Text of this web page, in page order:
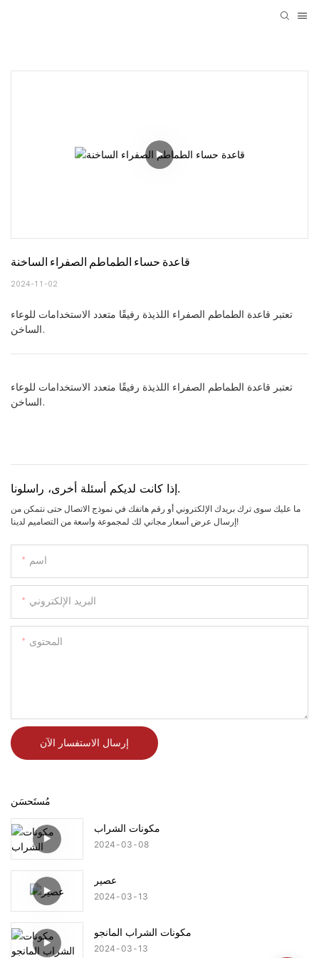
قاعدة حساء الطماطم الصفراء الساخنة
2024-11-02
تعتبر قاعدة الطماطم الصفراء اللذيذة رفيقًا متعدد الاستخدامات للوعاء
الساخن.
تعتبر قاعدة الطماطم الصفراء اللذيذة رفيقًا متعدد الاستخدامات للوعاء
الساخن.
إذا كانت لديكم أسئلة أخرى، راسلونا.
ما عليك سوى ترك بريدك الإلكتروني أو رقم هاتفك في نموذج الاتصال حتى نتمكن من
إرسال عرض أسعار مجاني لك لمجموعة واسعة من التصاميم لدينا!
اسم
البريد الإلكتروني
المحتوى
إرسال الاستفسار الآن
مُستَحسَن
مكونات الشراب
2024 03 08
عصير
2024 03 13
مكونات الشراب المانجو
2024 03 13